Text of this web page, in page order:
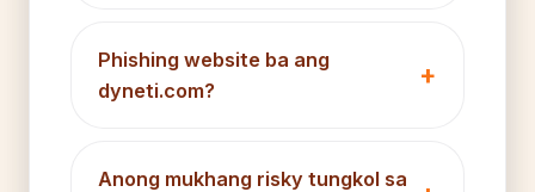
Phishing website ba ang
dyneti.com?
Anong mukhang risky tungkol sa